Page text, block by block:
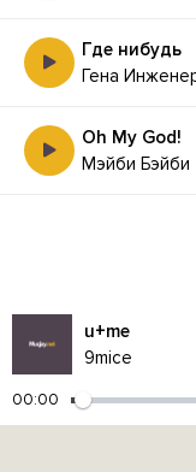
Где нибудь
Гена
Oh My God!
Мэйби Бэйби
u+me
9mice
00:00